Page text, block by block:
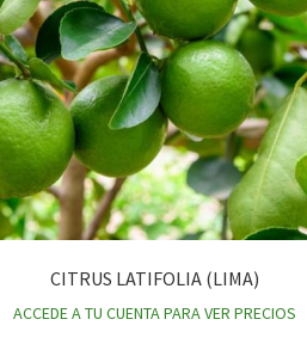
CITRUS LATIFOLIA (LIMA)
ACCEDE A TU CUENTA PARA VER PRECIOS